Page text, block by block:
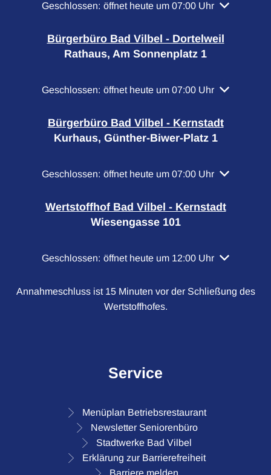
Klicken, um weitere Öffnungs- oder Schließzeiten
Geschlossen: öffnet heute um 07:00 Uhr
Bürgerbüro Bad Vilbel - Dortelweil
Rathaus, Am Sonnenplatz 1
Klicken, um weitere Öffnungs- oder Schließzeiten
Geschlossen: öffnet heute um 07:00 Uhr
Bürgerbüro Bad Vilbel - Kernstadt
Kurhaus, Günther-Biwer-Platz 1
Klicken, um weitere Öffnungs- oder Schließzeiten
Geschlossen: öffnet heute um 07:00 Uhr
Wertstoffhof Bad Vilbel - Kernstadt
Wiesengasse 101
Klicken, um weitere Öffnungs- oder Schließzeiten
Geschlossen: öffnet heute um 12:00 Uhr
Annahmeschluss ist 15 Minuten vor der Schließung des
Wertstoffhofes.
Service
Menüplan Betriebsrestaurant
Newsletter Seniorenbüro
Stadtwerke Bad Vilbel
Erklärung zur Barrierefreiheit
Barriere melden